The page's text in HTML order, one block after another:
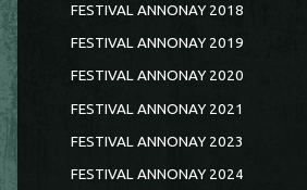
FESTIVAL ANNONAY 2018
FESTIVAL ANNONAY 2019
FESTIVAL ANNONAY 2020
FESTIVAL ANNONAY 2021
FESTIVAL ANNONAY 2023
FESTIVAL ANNONAY 2024